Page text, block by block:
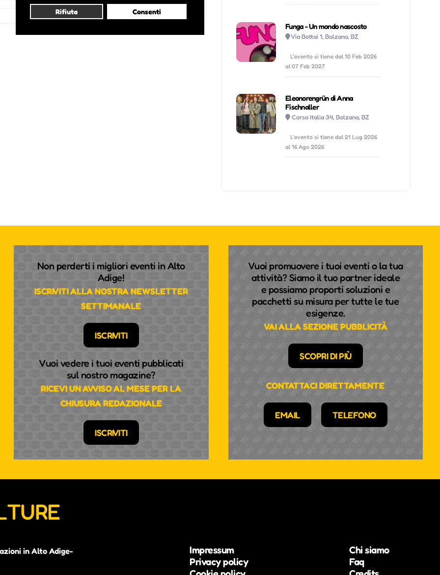
Rifiuta Consenti
Funga - Un mondo nascosto
Via Bottai 1, Bolzano, BZ
L'evento si tiene dal 10 Feb 2026
al 07 Feb 2027
Eleonorengrün di Anna
Fischnaller
Corso Italia 34, Bolzano, BZ
L'evento si tiene dal 21 Lug 2026
al 16 Ago 2026
Non perderti i migliori eventi in Alto
Adige!
ISCRIVITI ALLA NOSTRA NEWSLETTER
SETTIMANALE
ISCRIVITI
Vuoi vedere i tuoi eventi pubblicati
sul nostro magazine?
RICEVI UN AVVISO AL MESE PER LA
CHIUSURA REDAZIONALE
ISCRIVITI
Vuoi promuovere i tuoi eventi o la tua
attività? Siamo il tuo partner ideale
e possiamo proporti soluzioni e
pacchetti su misura per tutte le tue
esigenze.
VAI ALLA SEZIONE PUBBLICITÀ
SCOPRI DI PIÙ
CONTATTACI DIRETTAMENTE
EMAIL TELEFONO
in Alto Adige-
Impressum
Privacy policy
Chi siamo
Faq